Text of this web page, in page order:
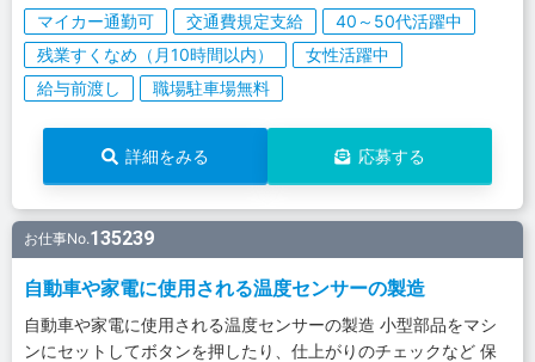
マイカー通勤可 交通費規定支給
40～50代活躍中
残業すくなめ（月10時間以内）
女性活躍中
給与前渡し
職場駐車場無料
詳細をみる 応募する
お仕事No.135239
自動車や家電に使用される温度センサーの製造
自動車や家電に使用される温度センサーの製造 小型部品をマシ
ンにセットしてボタンを押したり、仕上がりのチェックなど 保